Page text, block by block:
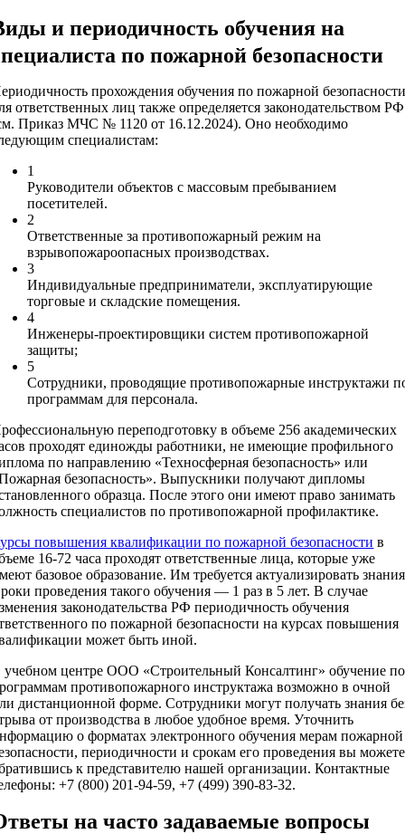
и периодичность обучения на
по пожарной безопасности
прохождения обучения по пожарной
ответственных лиц также определяется законодательством РФ
Приказ МЧС № 1120 от 16.12.2024). Оно необходимо
специалистам:
1
Руководители объектов с массовым пребыванием
посетителей.
2
Ответственные за противопожарный режим на
взрывопожароопасных производствах.
3
Индивидуальные предприниматели, эксплуатирующие
торговые и складские помещения.
4
Инженеры-проектировщики систем противопожарной
защиты;
5
Сотрудники, проводящие противопожарные инструктажи
программам для персонала.
переподготовку в объеме 256 академических
проходят единожды работники, не имеющие профильного
по направлению «Техносферная безопасность» или
безопасность». Выпускники получают дипломы
образца. После этого они имеют право занимать
специалистов по противопожарной профилактике.
повышения квалификации по пожарной безопасности в
16-72 часа проходят ответственные лица, которые уже
базовое образование. Им требуется актуализировать
проведения такого обучения — 1 раз в 5 лет. В случае
законодательства РФ периодичность обучения
по пожарной безопасности на курсах повышения
может быть иной.
учебном центре ООО «Строительный Консалтинг» обучение по
противопожарного инструктажа возможно в очной
дистанционной форме. Сотрудники могут получать знания
от производства в любое удобное время. Уточнить
о форматах электронного обучения мерам пожарной
периодичности и срокам его проведения вы
к представителю нашей организации. Контактные
+7 (800) 201-94-59, +7 (499) 390-83-32.
на часто задаваемые вопросы